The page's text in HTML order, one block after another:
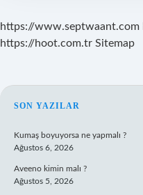
https://www.septwaant.com
https://hoot.com.tr Sitemap
SIDEBAR
SON YAZILAR
Kumaş boyuyorsa ne yapmalı ?
Ağustos 6, 2026
Aveeno kimin malı ?
Ağustos 5, 2026